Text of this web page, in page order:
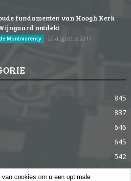
fundamenten van Hoogh Kerk
ontdekt
Montmorency 22 augustus 2017
845
837
646
645
542
363
cookies om u een optimale